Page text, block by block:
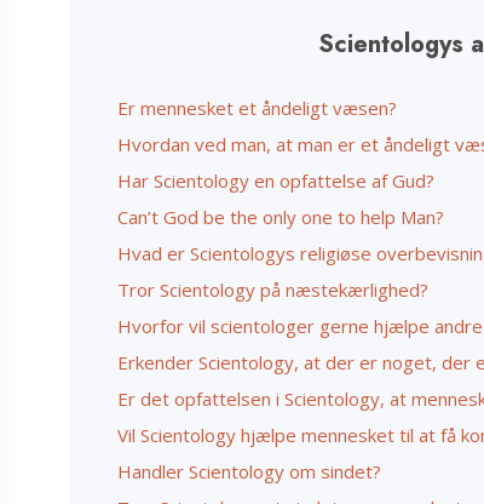
Scientologys
Er mennesket et åndeligt væsen?
Hvordan ved man, at man er et åndeligt
Har Scientology en opfattelse af Gud?
Can’t God be the only one to help Man?
Hvad er Scientologys religiøse
Tror Scientology på næstekærlighed?
Hvorfor vil scientologer gerne hjælpe andre
Erkender Scientology, at der er noget, der
Er det opfattelsen i Scientology, at
Vil Scientology hjælpe mennesket til at få
Handler Scientology om sindet?